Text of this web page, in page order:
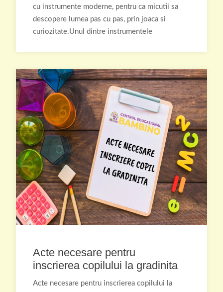
cu instrumente moderne, pentru ca micutii sa
descopere lumea pas cu pas, prin joaca si
curiozitate.Unul dintre instrumentele
Acte necesare pentru
inscrierea copilului la gradinita
Acte necesare pentru inscrierea copilului la